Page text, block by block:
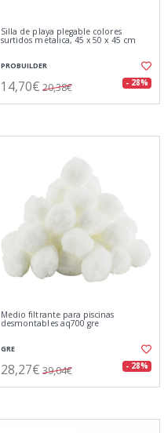
Silla de playa plegable colores
surtidos metalica, 45 x 50 x 45 cm
PROBUILDER
14,70€ 20,38€ - 28%
Medio filtrante para piscinas
desmontables aq700 gre
GRE
28,27€ 39,04€ - 28%